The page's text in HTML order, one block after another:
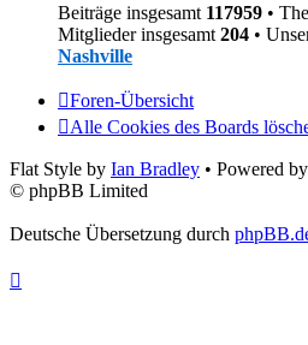
Beiträge insgesamt 117959 •
Mitglieder insgesamt 204 •
Nashville
Foren-Übersicht
Alle Cookies des Boards
Flat Style by Ian Bradley • Powered by
© phpBB Limited
Deutsche Übersetzung durch